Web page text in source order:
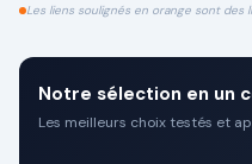
Les liens soulignés en orange sont des
Notre sélection en un
Les meilleurs choix testés et